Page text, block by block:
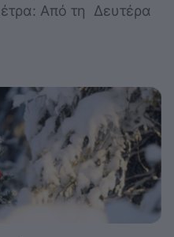
Από τη Δευτέρα